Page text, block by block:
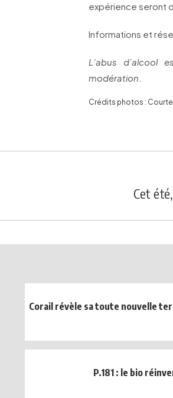
expérience seront
Informations et
L’abus d’alcool
modération
Crédits photos :
Cet
Corail révèle sa toute nouvelle
P.181 : le bio